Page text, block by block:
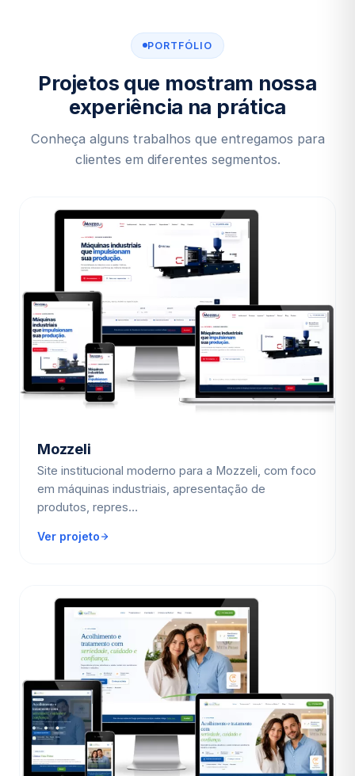
PORTFÓLIO
Projetos que mostram nossa
experiência na prática
Conheça alguns trabalhos que entregamos para
clientes em diferentes segmentos.
Mozzeli
Site institucional moderno para a Mozzeli, com foco
em máquinas industriais, apresentação de
produtos, repres…
Ver projeto